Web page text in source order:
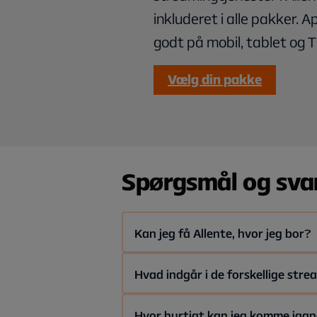
inkluderet i alle pakker.
godt på mobil, tablet og
Vælg din pakke
Spørgsmål og
Kan jeg få Allente, hvor jeg bor?
Da Allente leverer TV via
Hvad indgår i de forskellige
Allente tilbyder tre forskellige